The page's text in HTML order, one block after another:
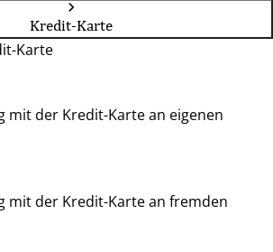
Kredit-Karte
Karte
mit der Kredit-Karte an eigenen
mit der Kredit-Karte an fremden